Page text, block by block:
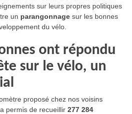
sur leurs propres politiques
un parangonnage sur les bonnes
du vélo.
ont répondu
sur le vélo, un
proposé chez nos voisins
permis de recueillir 277 284